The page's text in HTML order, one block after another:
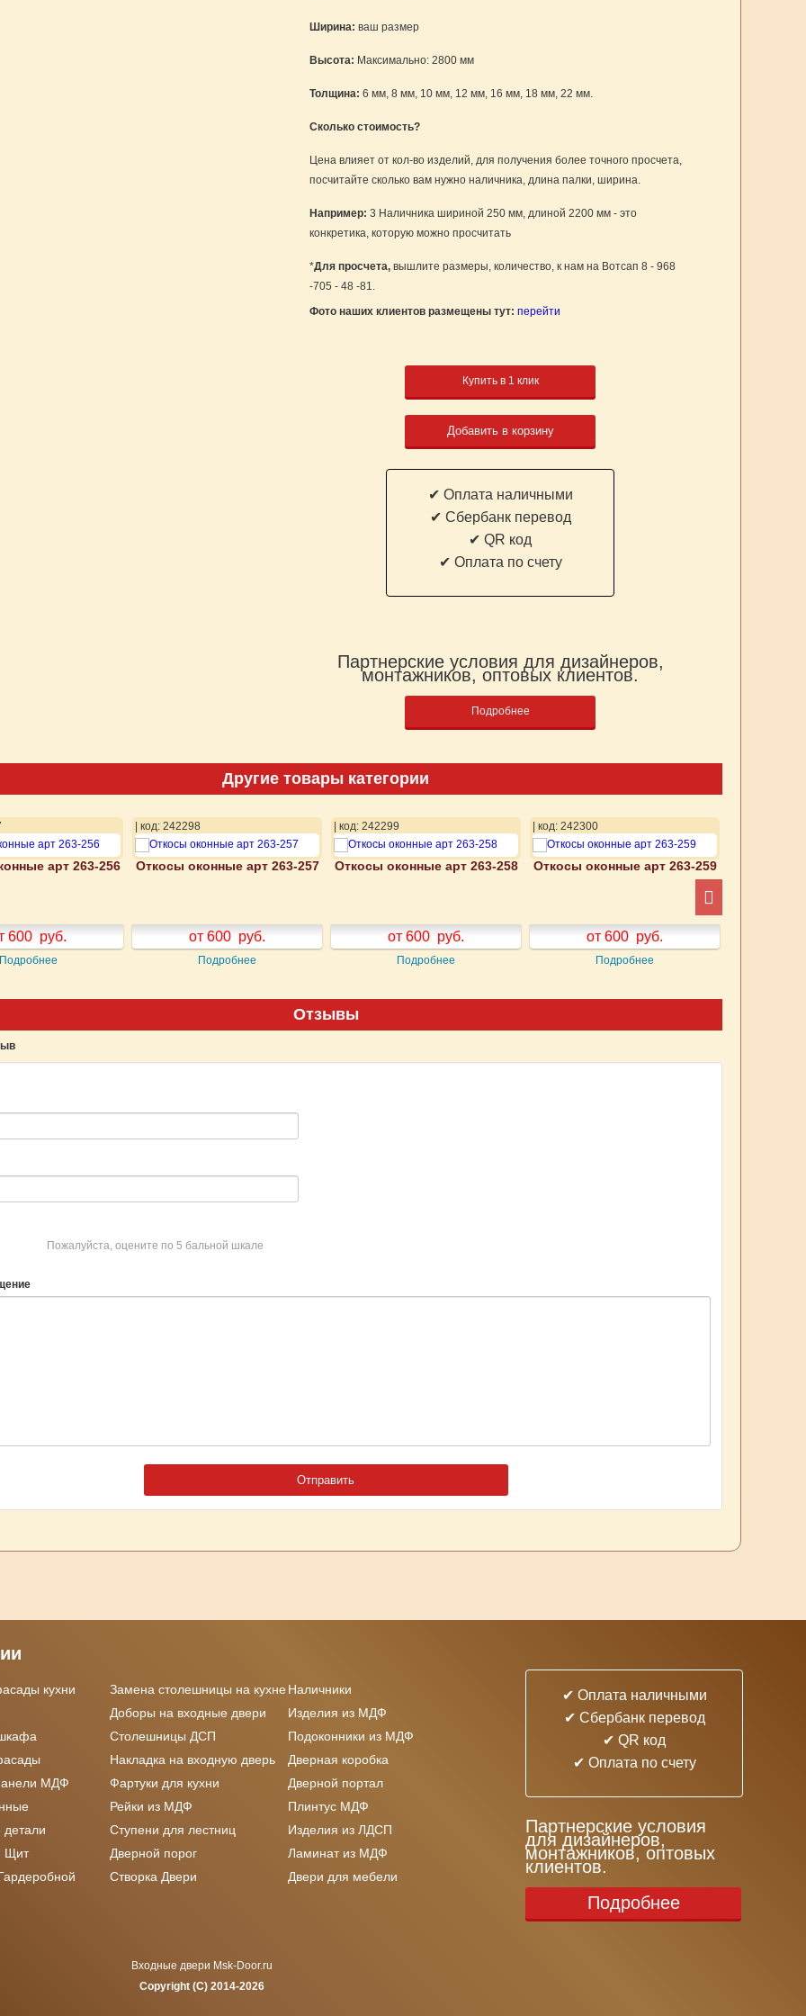
Ширина: ваш размер
Высота: Максимально: 2800 мм
Толщина: 6 мм, 8 мм, 10 мм, 12 мм, 16 мм, 18 мм, 22 мм.
Сколько стоимость?
Цена влияет от кол-во изделий, для получения более точного просчета,
посчитайте сколько вам нужно наличника, длина палки, ширина.
Например: 3 Наличника шириной 250 мм, длиной 2200 мм - это
конкретика, которую можно просчитать
*Для просчета, вышлите размеры, количество, к нам на Вотсап 8 - 968
-705 - 48 -81.
Фото наших клиентов размещены тут: перейти
Купить в 1 клик
Добавить в корзину
✔ Оплата наличными
✔ Cбербанк перевод
✔ QR код
✔ Оплата по счету
Партнерские условия для дизайнеров,
монтажников, оптовых клиентов.
Подробнее
Другие товары категории
арт 263-256
600 руб.
Подробнее
| код: 242298
Откосы оконные арт 263-257
от 600 руб.
Подробнее
| код: 242299
Откосы оконные арт 263-258
от 600 руб.
Подробнее
| код: 242300
Откосы оконные арт 263-259
от 600 руб.
Подробнее
Отзывы
Пожалуйста, оцените по 5 бальной шкале
кухни Замена столешницы на кухнеНаличники
Доборы на входные двери
Изделия из МДФ
Столешницы ДСП
Подоконники из МДФ
Накладка на входную дверь
Дверная коробка
МДФ
Фартуки для кухни
Дверной портал
Рейки из МДФ
Плинтус МДФ
Ступени для лестниц
Изделия из ЛДСП
Щит
Дверной порог
Ламинат из МДФ
Створка Двери Двери для мебели
✔ Оплата наличными
✔ Cбербанк перевод
✔ QR код
✔ Оплата по счету
Партнерские условия
для дизайнеров,
монтажников, оптовых
клиентов.
Подробнее
Входные двери Msk-Door.ru
Copyright (C) 2014-2026